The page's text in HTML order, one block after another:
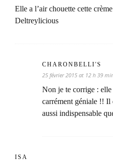
Elle a l’air chouette cette
Deltreylicious
CHARONBELLI'S
25 février 2015 at 12 h 39
Non je te corrige :
carrément géniale !! Il
aussi indispensable
ISA